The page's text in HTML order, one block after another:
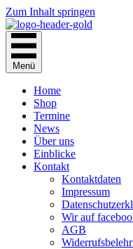
Zum Inhalt springen
Menü
Home
Shop
Termine
News
Über uns
Einblicke
Kontakt
Kontaktdaten
Impressum
Wir auf
AGB